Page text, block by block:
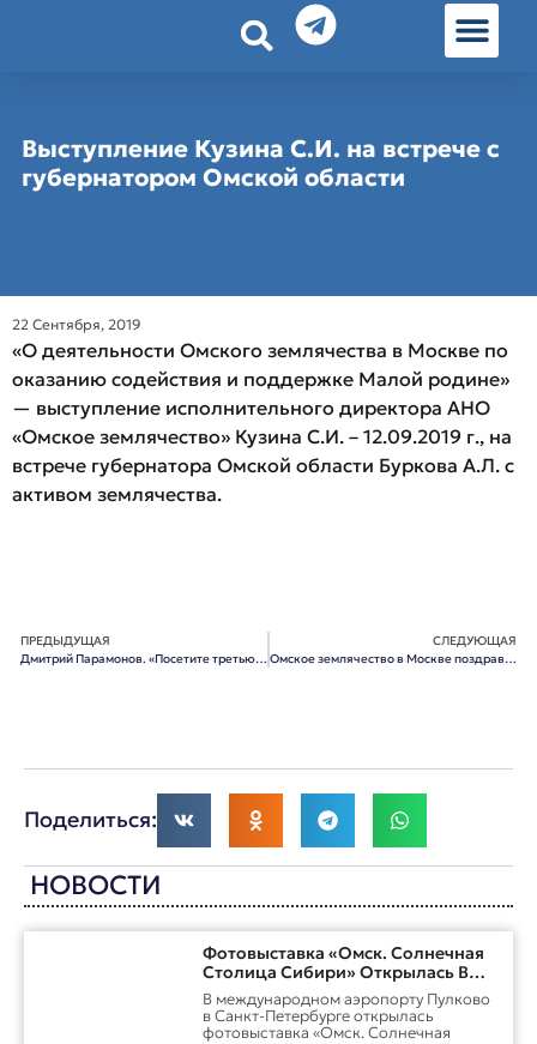
Выступление Кузина С.И. на встрече с
губернатором Омской области
22 Сентября, 2019
«О деятельности Омского землячества в Москве по
оказанию содействия и поддержке Малой родине»
— выступление исполнительного директора АНО
«Омское землячество» Кузина С.И. – 12.09.2019 г., на
встрече губернатора Омской области Буркова А.Л. с
активом землячества.
ПРЕДЫДУЩАЯ
Дмитрий Парамонов. «Посетите третью столицу»
СЛЕДУЮЩАЯ
Омское землячество в Москве поздравляет Дмитрия Тимофеевича Язова с 95-летием!
Поделиться:
НОВОСТИ
Фотовыставка «Омск. Солнечная
Столица Сибири» Открылась В
Пулково
В международном аэропорту Пулково
в Санкт-Петербурге открылась
фотовыставка «Омск. Солнечная